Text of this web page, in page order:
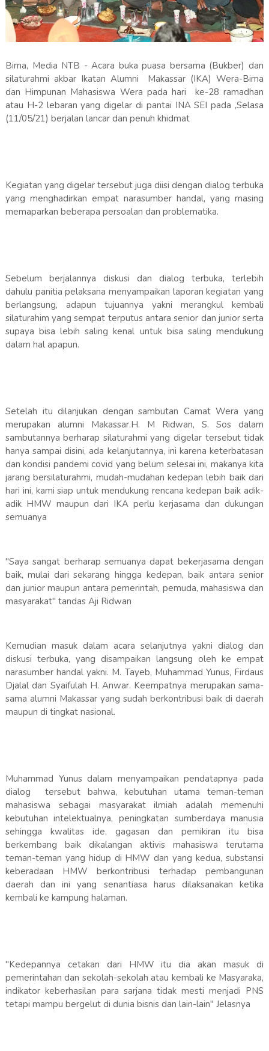
Bima, Media NTB - Acara buka puasa bersama (Bukber) dan
silaturahmi akbar Ikatan Alumni Makassar (IKA) Wera-Bima
dan Himpunan Mahasiswa Wera pada hari ke-28 ramadhan
atau H-2 lebaran yang digelar di pantai INA SEI pada ,Selasa
(11/05/21) berjalan lancar dan penuh khidmat
Kegiatan yang digelar tersebut juga diisi dengan dialog terbuka
yang menghadirkan empat narasumber handal, yang masing
memaparkan beberapa persoalan dan problematika.
Sebelum berjalannya diskusi dan dialog terbuka, terlebih
dahulu panitia pelaksana menyampaikan laporan kegiatan yang
berlangsung, adapun tujuannya yakni merangkul kembali
silaturahim yang sempat terputus antara senior dan junior serta
supaya bisa lebih saling kenal untuk bisa saling mendukung
dalam hal apapun.
Setelah itu dilanjukan dengan sambutan Camat Wera yang
merupakan alumni Makassar.H. M Ridwan, S. Sos dalam
sambutannya berharap silaturahmi yang digelar tersebut tidak
hanya sampai disini, ada kelanjutannya, ini karena keterbatasan
dan kondisi pandemi covid yang belum selesai ini, makanya kita
jarang bersilaturahmi, mudah-mudahan kedepan lebih baik dari
hari ini, kami siap untuk mendukung rencana kedepan baik adik-
adik HMW maupun dari IKA perlu kerjasama dan dukungan
semuanya
"Saya sangat berharap semuanya dapat bekerjasama dengan
baik, mulai dari sekarang hingga kedepan, baik antara senior
dan junior maupun antara pemerintah, pemuda, mahasiswa dan
masyarakat" tandas Aji Ridwan
Kemudian masuk dalam acara selanjutnya yakni dialog dan
diskusi terbuka, yang disampaikan langsung oleh ke empat
narasumber handal yakni. M. Tayeb, Muhammad Yunus, Firdaus
Djalal dan Syaifulah H. Anwar. Keempatnya merupakan sama-
sama alumni Makassar yang sudah berkontribusi baik di daerah
maupun di tingkat nasional.
Muhammad Yunus dalam menyampaikan pendatapnya pada
dialog tersebut bahwa, kebutuhan utama teman-teman
mahasiswa sebagai masyarakat ilmiah adalah memenuhi
kebutuhan intelektualnya, peningkatan sumberdaya manusia
sehingga kwalitas ide, gagasan dan pemikiran itu bisa
berkembang baik dikalangan aktivis mahasiswa terutama
teman-teman yang hidup di HMW dan yang kedua, substansi
keberadaan HMW berkontribusi terhadap pembangunan
daerah dan ini yang senantiasa harus dilaksanakan ketika
kembali ke kampung halaman.
"Kedepannya cetakan dari HMW itu dia akan masuk di
pemerintahan dan sekolah-sekolah atau kembali ke Masyaraka,
indikator keberhasilan para sarjana tidak mesti menjadi PNS
tetapi mampu bergelut di dunia bisnis dan lain-lain" Jelasnya